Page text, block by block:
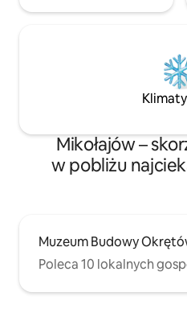
Mikołajów –
w pobliżu
Muzeum Budowy
Poleca 10 lokalnych